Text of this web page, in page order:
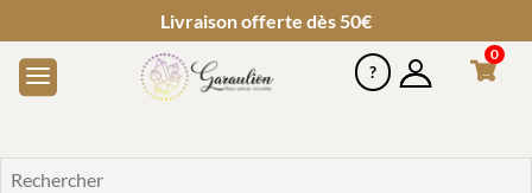
Livraison offerte dès 50€
0